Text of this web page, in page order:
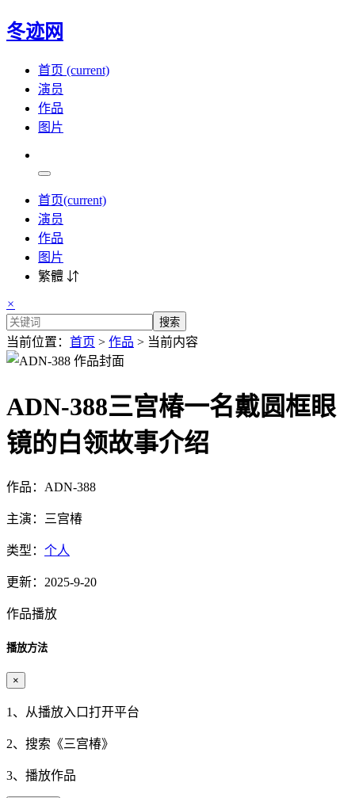
冬迹网
首页 (current)
演员
作品
图片
首页(current)
演员
作品
图片
繁體 ⇵
×
搜索
当前位置： 首页 > 作品 > 当前内容
ADN-388三宫椿一名戴圆框眼
镜的白领故事介绍
作品：ADN-388
主演：三宫椿
类型： 个人
更新：2025-9-20
作品播放
播放方法
×
1、从播放入口打开平台
2、搜索《三宫椿》
3、播放作品